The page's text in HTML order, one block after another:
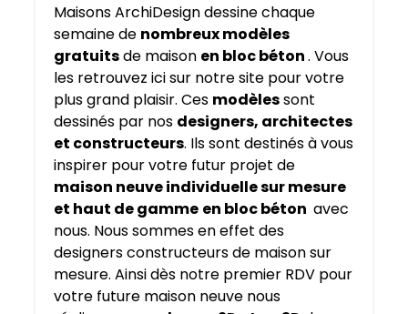
Maisons ArchiDesign dessine chaque
semaine de nombreux modèles
gratuitsde maison en bloc béton. Vous
les retrouvez ici sur notre site pour votre
plus grand plaisir. Ces modèlessont
dessinés par nos designers, architectes
et constructeurs. Ils sont destinés à vous
inspirer pour votre futur projet de
maison neuve individuelle sur mesure
et haut de gamme en bloc béton avec
nous. Nous sommes en effet des
designers constructeurs de maison sur
mesure. Ainsi dès notre premier RDV pour
votre future maison neuve nous